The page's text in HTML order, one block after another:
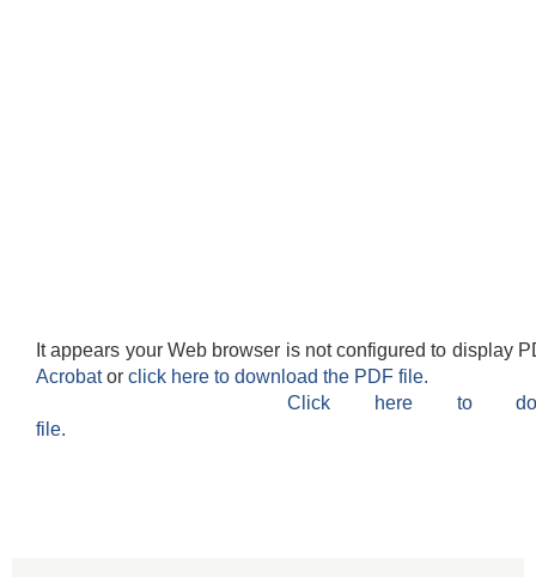
It appears your Web browser is not configured to display
Acrobator click here to download the PDF file.
Click here to
file.